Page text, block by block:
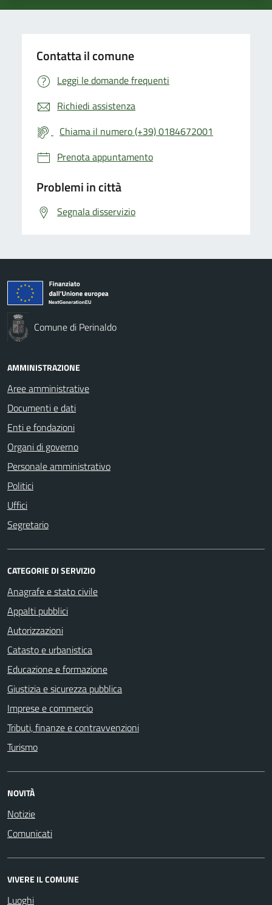
Contatta il comune
Leggi le domande frequenti
Richiedi assistenza
Chiama il numero (+39) 0184672001
Prenota appuntamento
Problemi in città
Segnala disservizio
Comune di Perinaldo
AMMINISTRAZIONE
Aree amministrative
Documenti e dati
Enti e fondazioni
Organi di governo
Personale amministrativo
Politici
Uffici
Segretario
CATEGORIE DI SERVIZIO
Anagrafe e stato civile
Appalti pubblici
Autorizzazioni
Catasto e urbanistica
Educazione e formazione
Giustizia e sicurezza pubblica
Imprese e commercio
Tributi, finanze e contravvenzioni
Turismo
NOVITÀ
Notizie
Comunicati
VIVERE IL COMUNE
Luoghi